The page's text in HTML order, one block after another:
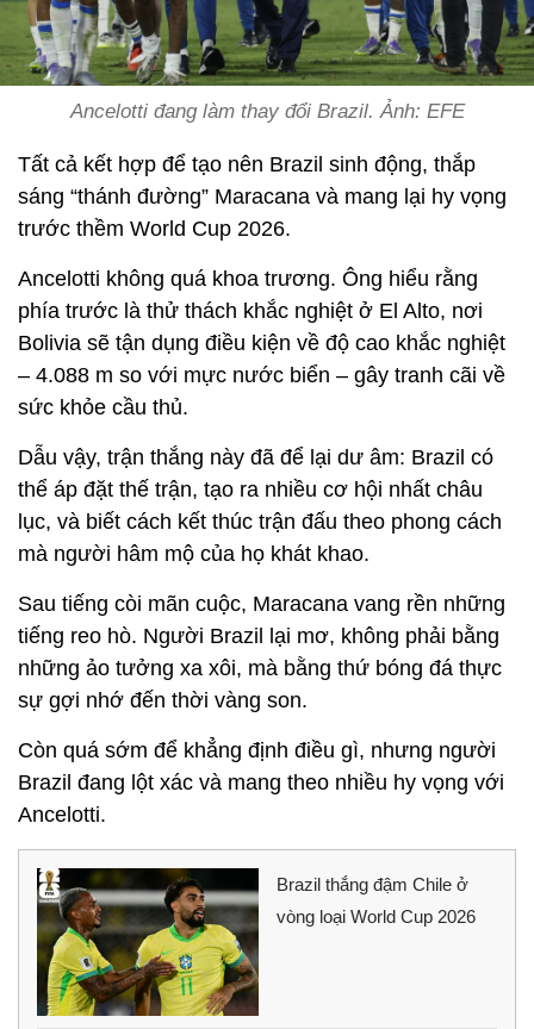
Ancelotti đang làm thay đổi Brazil. Ảnh: EFE
Tất cả kết hợp để tạo nên Brazil sinh động, thắp
sáng “thánh đường” Maracana và mang lại hy vọng
trước thềm World Cup 2026.
Ancelotti không quá khoa trương. Ông hiểu rằng
phía trước là thử thách khắc nghiệt ở El Alto, nơi
Bolivia sẽ tận dụng điều kiện về độ cao khắc nghiệt
– 4.088 m so với mực nước biển – gây tranh cãi về
sức khỏe cầu thủ.
Dẫu vậy, trận thắng này đã để lại dư âm: Brazil có
thể áp đặt thế trận, tạo ra nhiều cơ hội nhất châu
lục, và biết cách kết thúc trận đấu theo phong cách
mà người hâm mộ của họ khát khao.
Sau tiếng còi mãn cuộc, Maracana vang rền những
tiếng reo hò. Người Brazil lại mơ, không phải bằng
những ảo tưởng xa xôi, mà bằng thứ bóng đá thực
sự gợi nhớ đến thời vàng son.
Còn quá sớm để khẳng định điều gì, nhưng người
Brazil đang lột xác và mang theo nhiều hy vọng với
Ancelotti.
Brazil thắng đậm Chile ở
vòng loại World Cup 2026